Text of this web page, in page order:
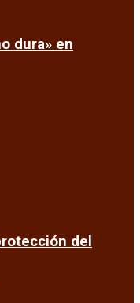
dura» en
del